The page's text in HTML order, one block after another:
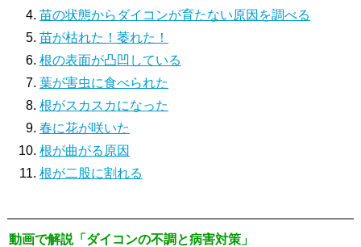
苗の状態からダイコンが育たない原因を調べる
苗が枯れた！萎れた！
根の表面が凸凹している
葉が害虫に食べられた
根がスカスカになった
春に花が咲いた
根が曲がる原因
根が二股に割れる
動画で解説「ダイコンの不調と病害対策」